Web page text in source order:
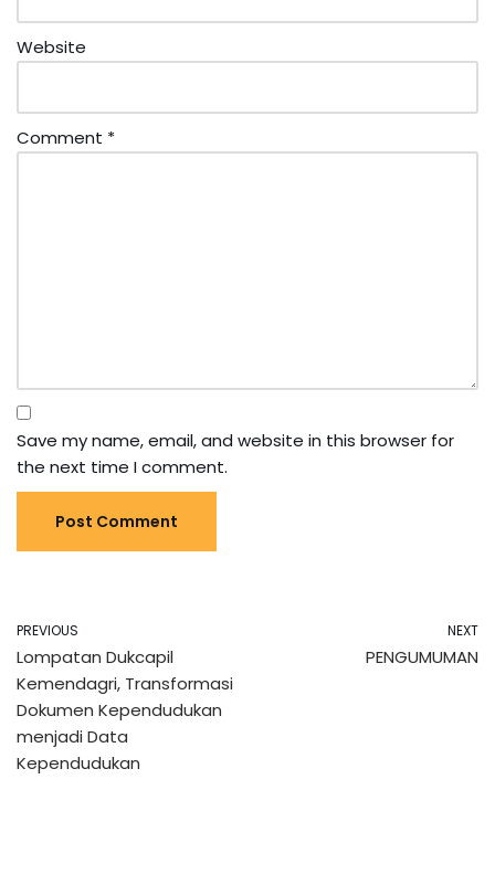
Website
Comment *
Save my name, email, and website in this browser for
the next time I comment.
PREVIOUS
Lompatan Dukcapil
Kemendagri, Transformasi
Dokumen Kependudukan
menjadi Data
Kependudukan
NEXT
PENGUMUMAN